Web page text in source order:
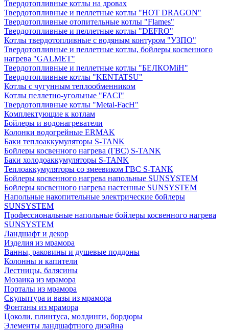
Твердотопливные котлы на дровах
Твердотопливные и пеллетные котлы "HOT DRAGON"
Твердотопливные отопительные котлы "Flames"
Твердотопливные и пеллетные котлы "DEFRO"
Котлы твердотопливные с водяным контуром "УЗПО"
Твердотопливные и пеллетные котлы, бойлеры косвенного
нагрева "GALMET"
Твердотопливные и пеллетные котлы "БЕЛКОМiН"
Твердотопливные котлы "KENTATSU"
Котлы с чугунным теплообменником
Котлы пеллетно-угольные "FACI"
Твердотопливные котлы "Metal-FacH"
Комплектующие к котлам
Бойлеры и водонагреватели
Колонки водогрейные ERMAK
Баки теплоаккумуляторы S-TANK
Бойлеры косвенного нагрева (ГВС) S-TANK
Баки холодоаккумуляторы S-TANK
Теплоаккумуляторы со змеевиком ГВС S-TANK
Бойлеры косвенного нагрева напольные SUNSYSTEM
Бойлеры косвенного нагрева настенные SUNSYSTEM
Напольные накопительные электрические бойлеры
SUNSYSTEM
Профессиональные напольные бойлеры косвенного нагрева
SUNSYSTEM
Ландшафт и декор
Изделия из мрамора
Ванны, раковины и душевые поддоны
Колонны и капители
Лестницы, балясины
Мозаика из мрамора
Порталы из мрамора
Скульптура и вазы из мрамора
Фонтаны из мрамора
Цоколи, плинтуса, молдинги, бордюры
Элементы ландшафтного дизайна